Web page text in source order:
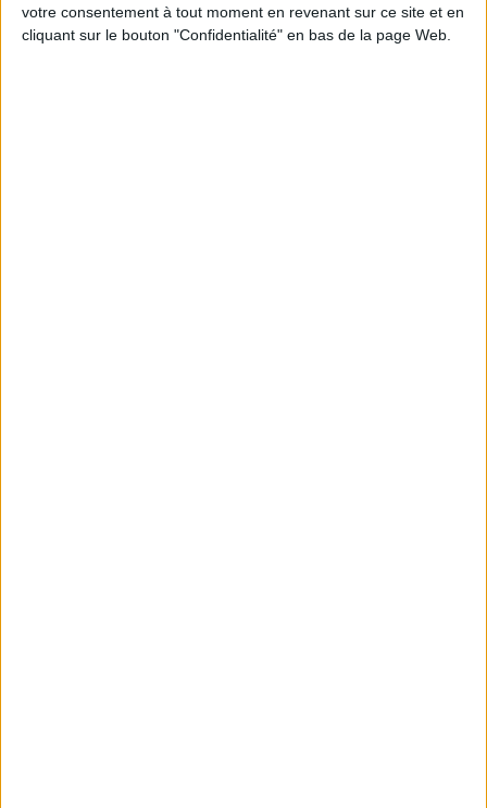
votre consentement à tout moment en revenant sur ce site et en
cliquant sur le bouton "Confidentialité" en bas de la page Web.